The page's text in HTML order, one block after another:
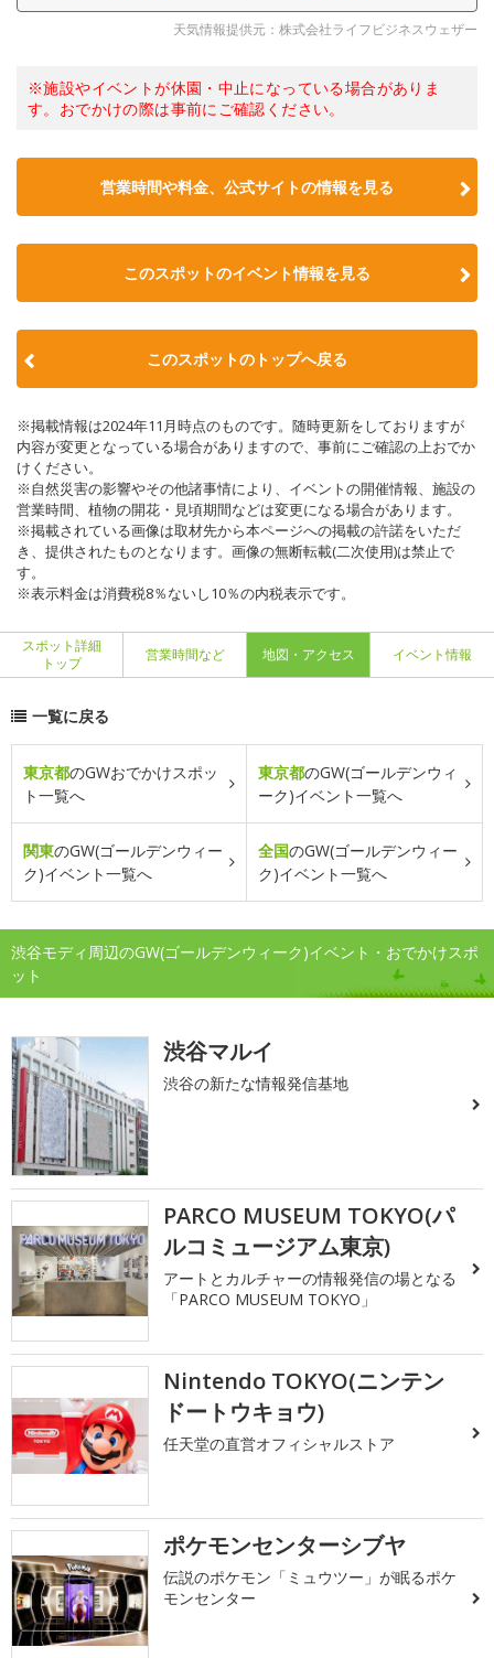
天気情報提供元：株式会社ライフビジネスウェザー
※施設やイベントが休園・中止になっている場合がありま
す。おでかけの際は事前にご確認ください。
営業時間や料金、公式サイトの情報を見る
このスポットのイベント情報を見る
このスポットのトップへ戻る
※掲載情報は2024年11月時点のものです。随時更新をしておりますが
内容が変更となっている場合がありますので、事前にご確認の上おでか
けください。
※自然災害の影響やその他諸事情により、イベントの開催情報、施設の
営業時間、植物の開花・見頃期間などは変更になる場合があります。
※掲載されている画像は取材先から本ページへの掲載の許諾をいただ
き、提供されたものとなります。画像の無断転載(二次使用)は禁止で
す。
※表示料金は消費税8％ないし10％の内税表示です。
スポット詳細
トップ
営業時間など 地図・アクセス イベント情報
一覧に戻る
東京都のGWおでかけスポッ
ト一覧へ
東京都のGW(ゴールデンウィ
ーク)イベント一覧へ
関東のGW(ゴールデンウィー
ク)イベント一覧へ
全国のGW(ゴールデンウィー
ク)イベント一覧へ
渋谷モディ周辺のGW(ゴールデンウィーク)イベント・おでかけスポ
ット
渋谷マルイ
渋谷の新たな情報発信基地
PARCO MUSEUM TOKYO(パ
ルコミュージアム東京)
アートとカルチャーの情報発信の場となる
「PARCO MUSEUM TOKYO」
Nintendo TOKYO(ニンテン
ドートウキョウ)
任天堂の直営オフィシャルストア
ポケモンセンターシブヤ
伝説のポケモン「ミュウツー」が眠るポケ
モンセンター